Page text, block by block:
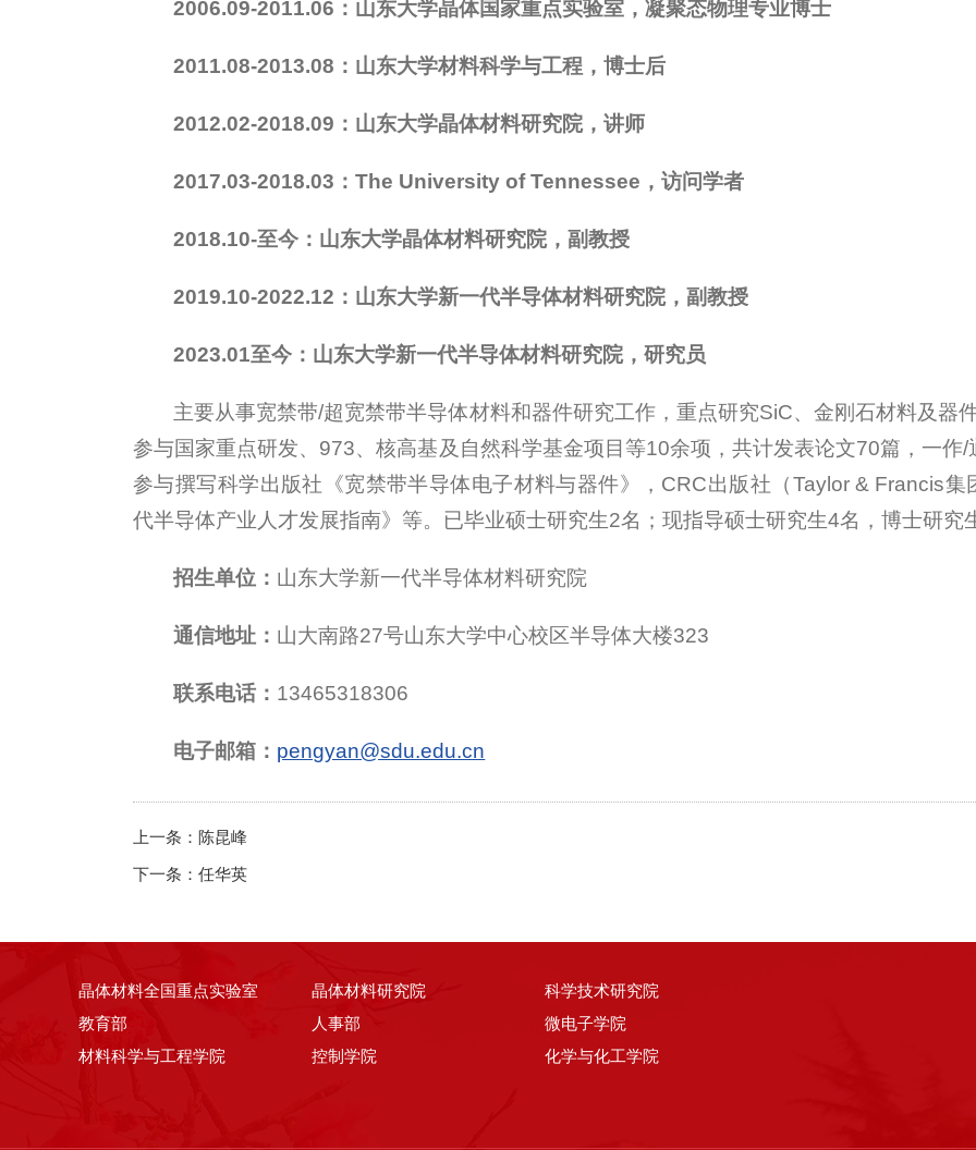
2006.09-2011.06：山东大学晶体国家重点实验室 ，凝聚态物理专业博士
2011.08-2013.08： 山东大学材料科学与工程，博士后
2012.02-2018.09：山东大学晶体材料研究院，讲师
2017.03-2018.03：The University of Tennessee，访问学者
2018.10-至今 ：山东大学晶体材料研究院，副教授
2019.10-2022.12： 山东大学新一代半导体材料研究院，副教授
2023.01至今 ： 山东大学新一代半导体材料研究院，研究员
主要从事宽禁带/超宽禁带半导体材料和器件研究工作，重点研究SiC、金刚石材料及器
参与国家重点研发、973、核高基及自然科学基金项目等10余项，共计发表论文70篇，一作/
参与撰写科学出版社《宽禁带半导体电子材料与器件》，CRC出版社（Taylor & Francis
代半导体产业人才发展指南》等。已毕业硕士研究生2名；现指导硕士研究生4名，博士研究
招生单位： 山东大学新一代半导体材料研究院
通信地址： 山大南路27号山东大学中心校区半导体大楼323
联系电话： 13465318306
电子邮箱： pengyan@sdu.edu.cn
上一条： 陈昆峰
下一条： 任华英
晶体材料全国重点实验室 晶体材料研究院
科学技术研究院
教育部
人事部
微电子学院
材料科学与工程学院
控制学院 化学与化工学院